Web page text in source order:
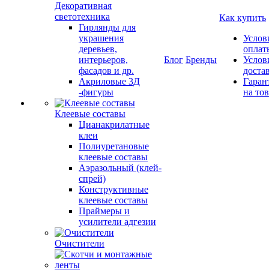
Декоративная
светотехника
Гирлянды для
украшения
деревьев,
интерьеров,
фасадов и др.
Акриловые 3Д
-фигуры
Клеевые составы
Цианакрилатные
клеи
Полиуретановые
клеевые составы
Аэразольный (клей-
спрей)
Конструктивные
клеевые составы
Праймеры и
усилители адгезии
Очистители
Блог Бренды
Как купить
на